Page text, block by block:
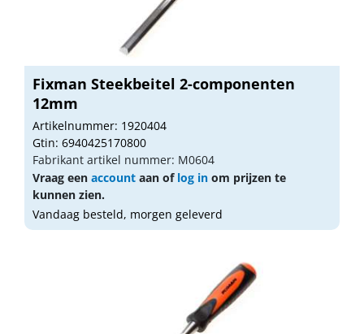
Fixman Steekbeitel 2-componenten
12mm
Artikelnummer: 1920404
Gtin: 6940425170800
Fabrikant artikel nummer: M0604
Vraag een account aan of log in om prijzen te
kunnen zien.
Vandaag besteld, morgen geleverd